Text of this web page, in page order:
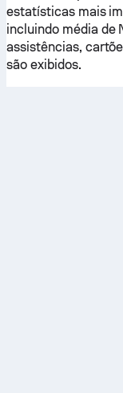
estatísticas mais
incluindo média de
assistências,
são exibidos.